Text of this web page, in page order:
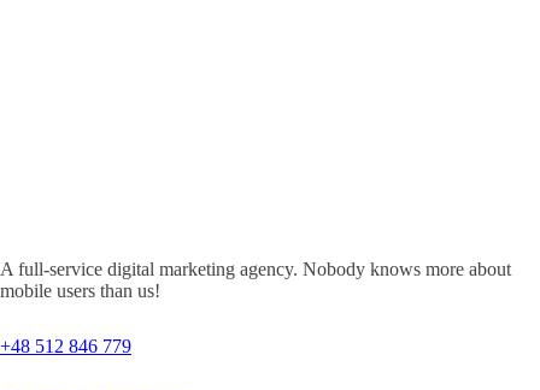
A full-service digital marketing agency. Nobody knows more about
mobile users than us!
+48 512 846 779